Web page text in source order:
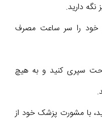
دارید.
خود را سر ساعت مصرف
سپری کنید و به هیچ
با مشورت پزشک خود از